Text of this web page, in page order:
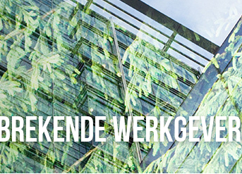
WERKGEVER